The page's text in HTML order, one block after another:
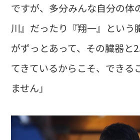
ですが、多分みんな自分の体
川』だったり『翔一』という
がずっとあって、その臓器と
てきているからこそ、できる
ません」